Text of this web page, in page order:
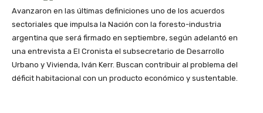
Avanzaron en las últimas definiciones uno de los acuerdos
sectoriales que impulsa la Nación con la foresto-industria
argentina que será firmado en septiembre, según adelantó en
una entrevista a El Cronista el subsecretario de Desarrollo
Urbano y Vivienda, Iván Kerr. Buscan contribuir al problema del
déficit habitacional con un producto económico y sustentable.